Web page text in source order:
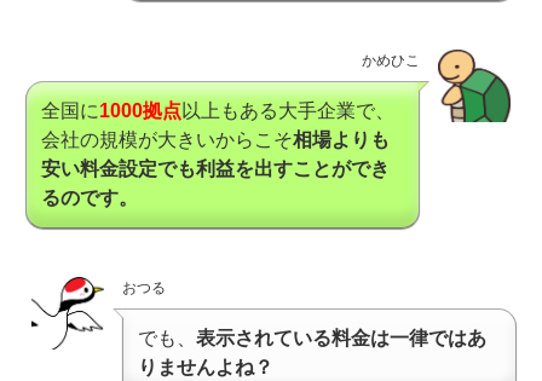
かめひこ
全国に1000拠点 以上もある大手企業で、
会社の規模が大きいからこそ相場よりも
安い料金設定でも利益を出すことができ
るのです。
おつる
でも、 表示されている料金は一律ではあ
りませんよね？